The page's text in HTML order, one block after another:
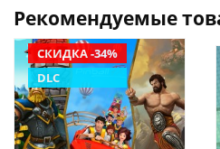
Рекомендуемые
СКИДКА -34%
DLC